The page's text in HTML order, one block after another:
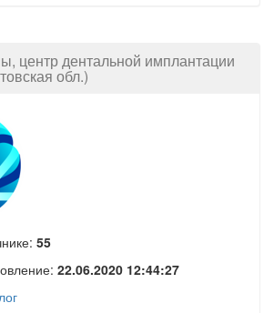
центр дентальной имплантации
обл.)
55
22.06.2020 12:44:27